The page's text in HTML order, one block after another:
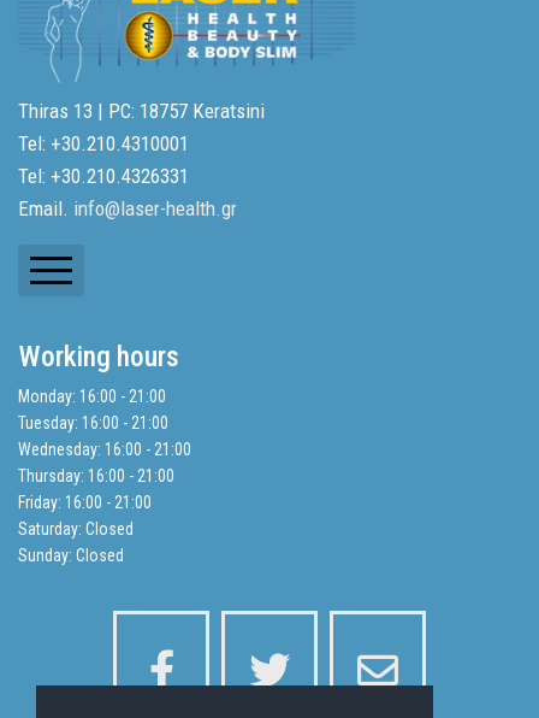
Thiras 13 | PC: 18757 Keratsini
Tel: +30.210.4310001
Tel: +30.210.4326331
Email. info@laser-health.gr
Balance Sheets
Search
Privacy Policy
Working hours
Monday: 16:00 - 21:00
Tuesday: 16:00 - 21:00
Wednesday: 16:00 - 21:00
Thursday: 16:00 - 21:00
Friday: 16:00 - 21:00
Saturday: Closed
Sunday: Closed